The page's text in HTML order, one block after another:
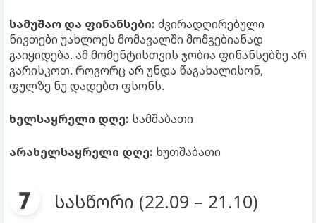
სამუშაო და ფინანსები: ძვირადღირებული
ნივთები უახლოეს მომავალში მომგებიანად
გაიყიდება. ამ მომენტისთვის ჯობია ფინანსებზე არ
გარისკოთ. როგორც არ უნდა წაგახალისონ,
ფულზე ნუ დადებთ ფსონს.
ხელსაყრელი დღე: სამშაბათი
არახელსაყრელი დღე: ხუთშაბათი
სასწორი (22.09 – 21.10)